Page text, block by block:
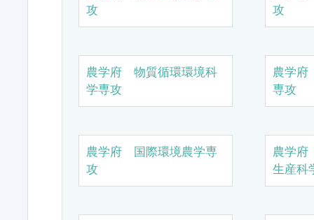
攻
攻
農学府 物質循環環境科
学専攻
農学
専攻
農学府 国際環境農学専
攻
農学
生産科